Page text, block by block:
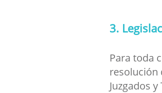
3.
Para toda
resolución
Juzgados